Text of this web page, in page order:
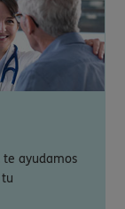
te ayudamos